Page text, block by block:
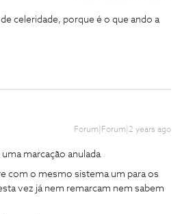
celeridade, porque é o que ando a
Forum|Forum|2 years ago
marcação anulada
com o mesmo sistema um para os
vez já nem remarcam nem sabem